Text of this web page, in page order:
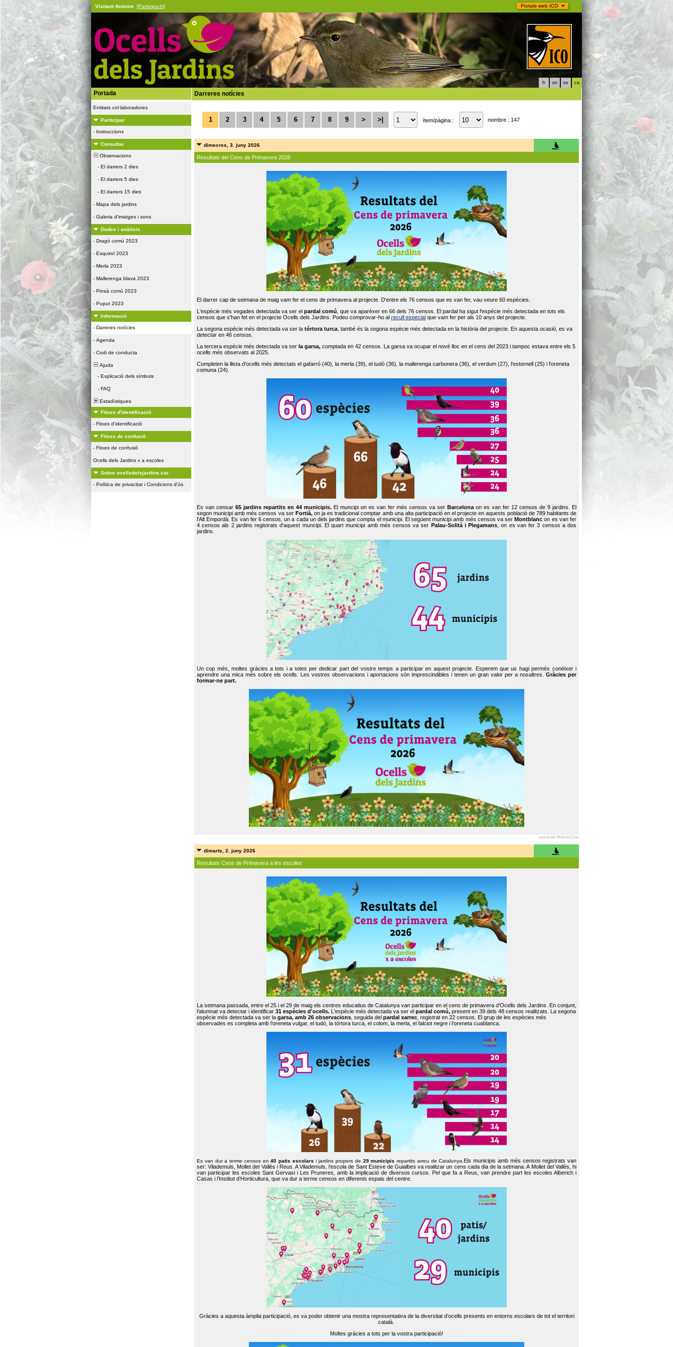
Portals web ICO
Visitant Anònim [Participa-hi]
fr en es ca
Portada
Entitats col·laboradores
Participar
- Instruccions
Consultar
Observacions
- El darrers 2 dies
- El darrers 5 dies
- El darrers 15 dies
- Mapa dels jardins
- Galeria d'imatges i sons
Dades i anàlisis
- Dragó comú 2023
- Esquirol 2023
- Merla 2023
- Mallerenga blava 2023
- Pinsà comú 2023
- Puput 2023
Informació
- Darreres notícies
- Agenda
- Codi de conducta
Ajuda
- Explicació dels símbols
- FAQ
Estadístiques
Fitxes d'identificació
- Fitxes d'identificació
Fitxes de confusió
- Fitxes de confusió
Ocells dels Jardins x a escoles
Sobre ocellsdelsjardins.cat
- Política de privacitat i Condicions d'ús
Darreres notícies
1 2 3 4 5 6 7 8 9 > >| ítem/pàgina : nombre : 147
dimecres, 3. juny 2026
Resultats del Cens de Primavera 2026
El darrer cap de setmana de maig vam fer el cens de primavera al projecte. D'entre els 76 censos que es van fer, vau veure 60 espècies.
L'espècie més vegades detectada va ser el pardal comú , que va aparèxer en 66 dels 76 censos. El pardal ha sigut l'espècie més detectada en tots els
censos que s'han fet en el projecte Ocells dels Jardins. Podeu comprovar-ho al recull especial que vam fer per als 10 anys del projecte.
La segona espècie més detectada va ser la tórtora turca , també és la segona espècie més detectada en la història del projecte. En aquesta ocasió, es va
detectar en 46 censos.
La tercera espècie més detectada va ser la garsa, comptada en 42 censos. La garsa va ocupar el novè lloc en el cens del 2023 i tampoc estava entre els 5
ocells més observats al 2025.
Completen la llista d'ocells més detectats el gafarró (40), la merla (39), el tudó (36), la mallerenga carbonera (36), el verdum (27), l'estornell (25) i l'oreneta
comuna (24).
Es van censar65 jardins repartits en 44 municipis. El muncipi on es van fer més censos va ser Barcelonaon es van fer 12 censos de 9 jardins. El
segon municipi amb més censos va ser Fortià, on ja es tradicional comptar amb una alta participació en el projecte en aquests població de 789 habitants de
l'Alt Empordà. Es van fer 6 censos, un a cada un dels jardins que compta el municipi. El següent municipi amb més censos va serMontblanc on es van fer
4 censos als 2 jardins registrats d'aquest muncipi. El quart municipi amb més censos va ser Palau-Solità i Plegamans , on es van fer 3 censos a dos
jardins.
Un cop més, moltes gràcies a tots i a totes per dedicar part del vostre temps a participar en aquest projecte. Esperem que us hagi permès conèixer i
aprendre una mica més sobre els ocells. Les vostres observacions i aportacions són imprescindibles i tenen un gran valor per a nosaltres. Gràcies per
formar-ne part.
enviat per Marina Cuito
dimarts, 2. juny 2026
Resultats Cens de Primavera a les escoles
La setmana passada, entre el 25 i el 29 de maig els centres educatius de Catalunya van participar en el cens de primavera d'Ocells dels Jardins. En conjunt,
l'alumnat va detectar i identificar 31 espècies d'ocells. L'espècie més detectada va ser el pardal comú, present en 39 dels 48 censos realitzats. La segona
espècie més detectada va ser la garsa, amb 26 observacions , seguida del pardal xarrec , registrat en 22 censos. El grup de les espècies més
observades es completa amb l’oreneta vulgar, el tudó, la tórtora turca, el colom, la merla, el falciot negre i l’oreneta cuablanca.
Es van dur a terme censos en40 patis escolars i jardins propers de 29 municipis repartits arreu de Catalunya. Els municipis amb més censos registrats van
ser: Vilademuls, Mollet del Vallès i Reus. A Vilademuls, l’escola de Sant Esteve de Guialbes va realitzar un cens cada dia de la setmana. A Mollet del Vallès, hi
van participar les escoles Sant Gervasi i Les Pruneres, amb la implicació de diversos cursos. Pel que fa a Reus, van prendre part les escoles Alberich i
Casas i l’Institut d’Horticultura, que va dur a terme censos en diferents espais del centre.
Gràcies a aquesta àmplia participació, es va poder obtenir una mostra representativa de la diversitat d’ocells presents en entorns escolars de tot el territori
català.
Moltes gràcies a tots per la vostra participació!